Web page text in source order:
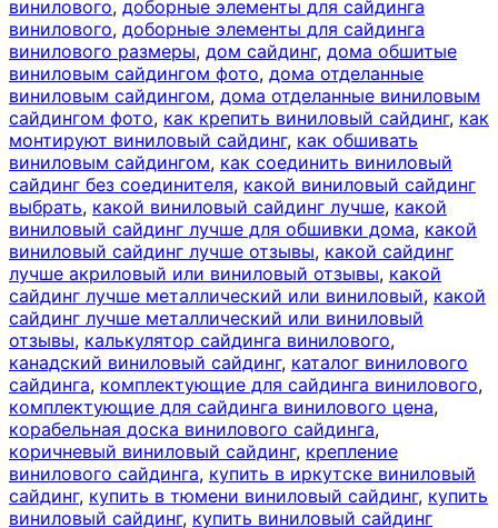
винилового, доборные элементы для сайдинга
винилового, доборные элементы для сайдинга
винилового размеры, дом сайдинг, дома обшитые
виниловым сайдингом фото, дома отделанные
виниловым сайдингом, дома отделанные виниловым
сайдингом фото, как крепить виниловый сайдинг, как
монтируют виниловый сайдинг, как обшивать
виниловым сайдингом, как соединить виниловый
сайдинг без соединителя, какой виниловый сайдинг
выбрать, какой виниловый сайдинг лучше, какой
виниловый сайдинг лучше для обшивки дома, какой
виниловый сайдинг лучше отзывы, какой сайдинг
лучше акриловый или виниловый отзывы, какой
сайдинг лучше металлический или виниловый, какой
сайдинг лучше металлический или виниловый
отзывы, калькулятор сайдинга винилового,
канадский виниловый сайдинг, каталог винилового
сайдинга, комплектующие для сайдинга винилового,
комплектующие для сайдинга винилового цена,
корабельная доска винилового сайдинга,
коричневый виниловый сайдинг, крепление
винилового сайдинга, купить в иркутске виниловый
сайдинг, купить в тюмени виниловый сайдинг, купить
виниловый сайдинг, купить виниловый сайдинг